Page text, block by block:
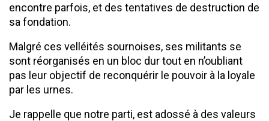
encontre parfois, et des tentatives de destruction de
sa fondation.
Malgré ces velléités sournoises, ses militants se
sont réorganisés en un bloc dur tout en n’oubliant
pas leur objectif de reconquérir le pouvoir à la loyale
par les urnes.
Je rappelle que notre parti, est adossé à des valeurs